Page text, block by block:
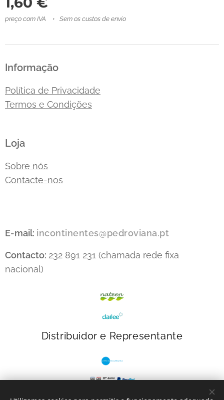
preço com IVA Sem os custos de envio
Informação
Política de Privacidade
Termos e Condições
Loja
Sobre nós
Contacte-nos
E-mail: incontinentes@pedroviana.pt
Contacto: 232 891 231 (chamada rede fixa
nacional)
Distribuidor e Representante